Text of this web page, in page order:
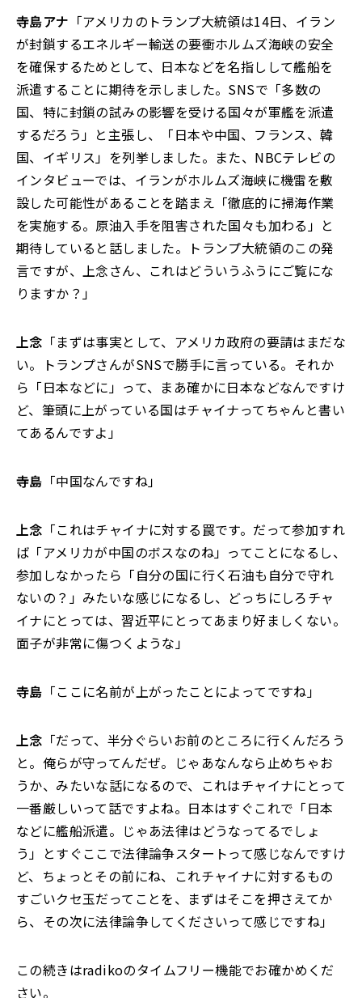
寺島アナ 「アメリカのトランプ大統領は14日、イラン
が封鎖するエネルギー輸送の要衝ホルムズ海峡の安全
を確保するためとして、日本などを名指しして艦船を
派遣することに期待を示しました。SNSで「多数の
国、特に封鎖の試みの影響を受ける国々が軍艦を派遣
するだろう」と主張し、「日本や中国、フランス、韓
国、イギリス」を列挙しました。また、NBCテレビの
インタビューでは、イランがホルムズ海峡に機雷を敷
設した可能性があることを踏まえ「徹底的に掃海作業
を実施する。原油入手を阻害された国々も加わる」と
期待していると話しました。トランプ大統領のこの発
言ですが、上念さん、これはどういうふうにご覧にな
りますか？」
上念 「まずは事実として、アメリカ政府の要請はまだな
い。トランプさんがSNSで勝手に言っている。それか
ら「日本などに」って、まあ確かに日本などなんですけ
ど、筆頭に上がっている国はチャイナってちゃんと書い
てあるんですよ」
寺島 「中国なんですね」
上念 「これはチャイナに対する罠です。だって参加すれ
ば「アメリカが中国のボスなのね」ってことになるし、
参加しなかったら「自分の国に行く石油も自分で守れ
ないの？」みたいな感じになるし、どっちにしろチャ
イナにとっては、習近平にとってあまり好ましくない。
面子が非常に傷つくような」
寺島 「ここに名前が上がったことによってですね」
上念 「だって、半分ぐらいお前のところに行くんだろう
と。俺らが守ってんだぜ。じゃあなんなら止めちゃお
うか、みたいな話になるので、これはチャイナにとって
一番厳しいって話ですよね。日本はすぐこれで「日本
などに艦船派遣。じゃあ法律はどうなってるでしょ
う」とすぐここで法律論争スタートって感じなんですけ
ど、ちょっとその前にね、これチャイナに対するもの
すごいクセ玉だってことを、まずはそこを押さえてか
ら、その次に法律論争してくださいって感じですね」
この続きはradikoのタイムフリー機能でお確かめくだ
さい。